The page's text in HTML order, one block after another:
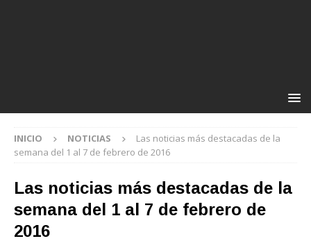
INICIO NOTICIAS
Las noticias más destacadas de la
semana del 1 al 7 de febrero de 2016
Las noticias más destacadas de la
semana del 1 al 7 de febrero de
2016